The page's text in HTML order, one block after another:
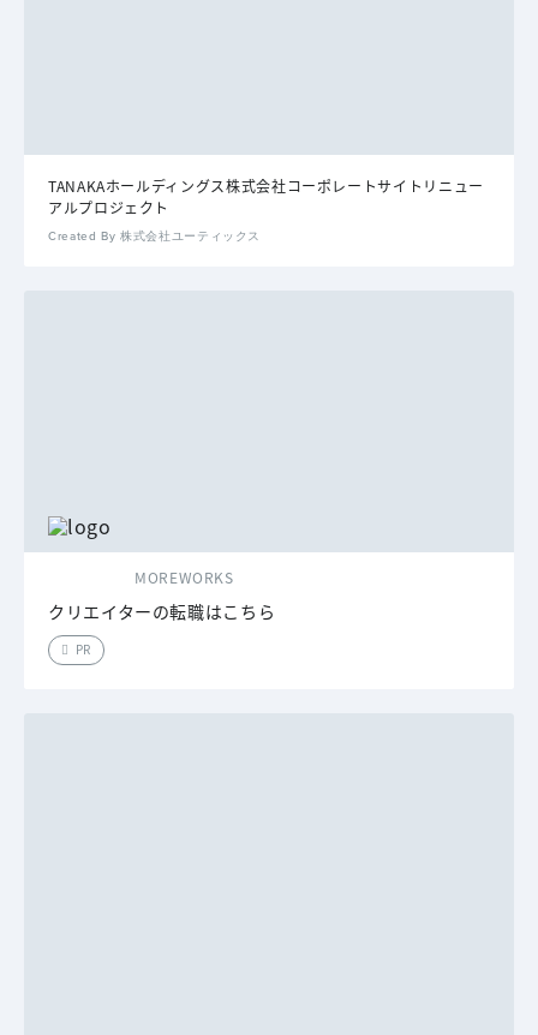
TANAKAホールディングス株式会社コーポレートサイトリニュー
アルプロジェクト
Created By 株式会社ユーティックス
MOREWORKS
クリエイターの転職はこちら
PR